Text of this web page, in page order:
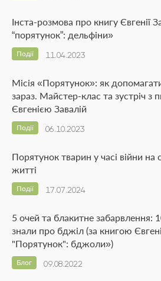
Інста-розмова про книгу Євгенії
“порятунок”: дельфіни»
11.04.2023
Події
Місія «Порятунок»: як
зараз. Майстер-клас та зустріч з
Євгенією Завалій
06.10.2023
Події
Порятунок тварин у часі війни на
житті
17.07.2024
Події
5 очей та блакитне забарвлення:
знали про бджіл (за книгою
"Порятунок": бджоли»)
09.08.2022
Блог